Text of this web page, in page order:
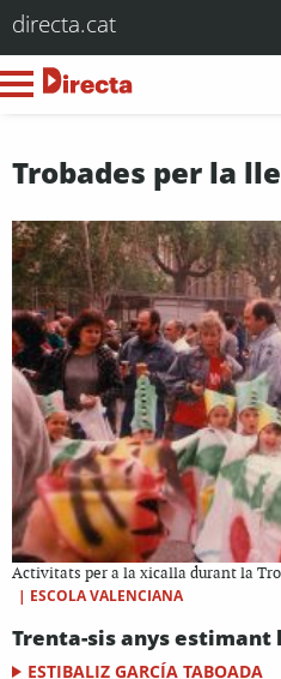
directa.cat
Trobades per la
Activitats per a la xicalla durant la
| ESCOLA VALENCIANA
Trenta-sis anys estimant
ESTIBALIZ GARCÍA TABOADA